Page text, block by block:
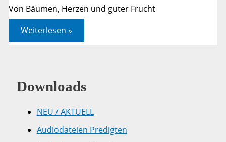
Von Bäumen, Herzen und guter Frucht
Matthäus
12,33-
37
Weiterlesen »
Downloads
NEU / AKTUELL
Audiodateien Predigten